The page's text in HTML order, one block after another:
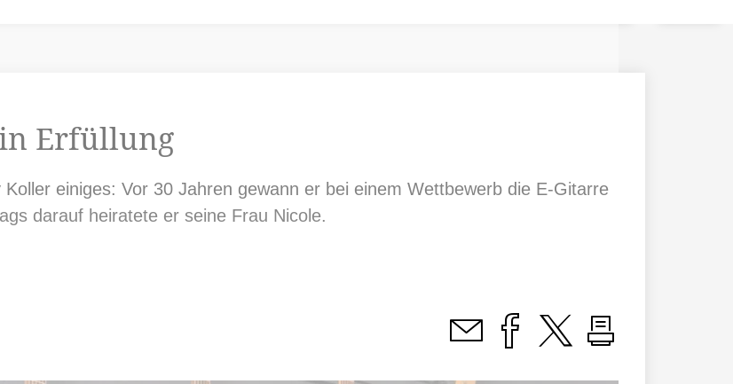
Erfüllung
einiges: Vor 30 Jahren gewann er bei einem Wettbewerb die E-Gitarre
darauf heiratete er seine Frau Nicole.